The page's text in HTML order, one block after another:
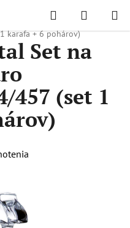
Hľadať
KOŠÍK
Bohemia Crystal Set na pálenku
karafa + 6 pohárov)
Set na
457 (set 1